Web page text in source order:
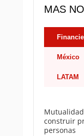
MAS
México
LATAM
construir
personas